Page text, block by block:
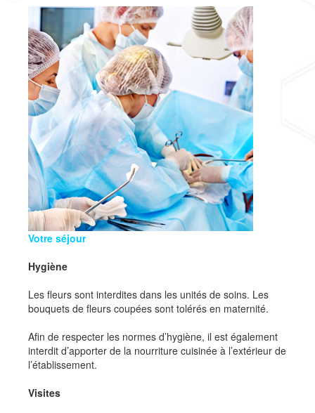
Votre séjour
Hygiène
Les fleurs sont interdites dans les unités de soins. Les
bouquets de fleurs coupées sont tolérés en maternité.
Afin de respecter les normes d’hygiène, il est également
interdit d’apporter de la nourriture cuisinée à l’extérieur de
l’établissement.
Visites